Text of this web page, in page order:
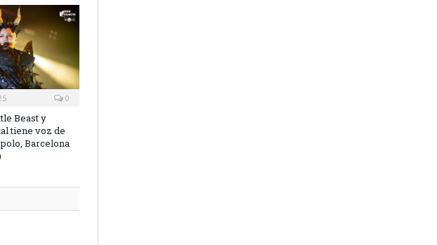
0
Beast y
tiene voz de
Barcelona